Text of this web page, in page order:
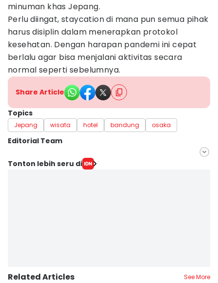
minuman khas Jepang.
Perlu diingat, staycation di mana pun semua pihak
harus disiplin dalam menerapkan protokol
kesehatan. Dengan harapan pandemi ini cepat
berlalu agar bisa menjalani aktivitas secara
normal seperti sebelumnya.
Share Article
Topics
Jepang wisata hotel bandung osaka
Editorial Team
Editor
Tonton lebih seru di
Related Articles See More